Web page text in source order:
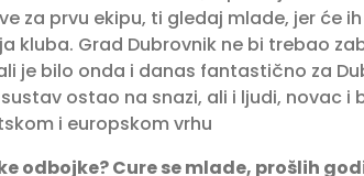
za prvu ekipu, ti gledaj mlade, jer će
kluba. Grad Dubrovnik ne bi trebao
je bilo onda i danas fantastično za
ostao na snazi, ali i ljudi, novac i
i europskom vrhu
odbojke? Cure se mlade, prošlih